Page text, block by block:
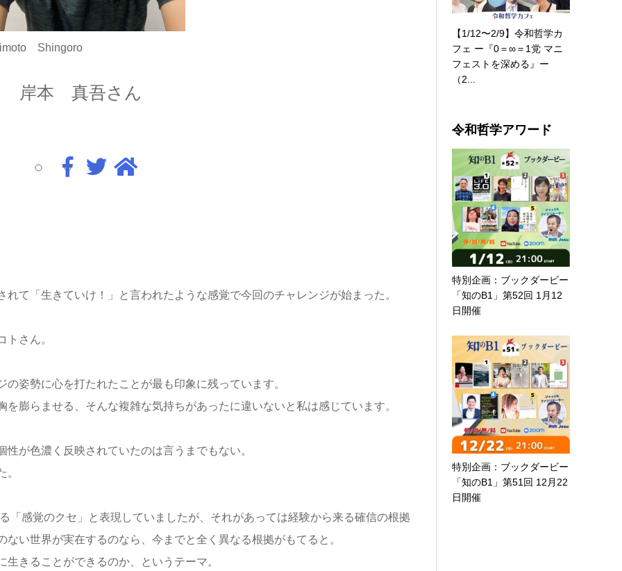
Shingoro
岸本 真吾さん
て「生きていけ！」と言われたような感覚で今回のチャレンジが始まった。
さん。
姿勢に心を打たれたことが最も印象に残っています。
膨らませる、そんな複雑な気持ちがあったに違いないと私は感じています。
が色濃く反映されていたのは言うまでもない。
「感覚のクセ」と表現していましたが、それがあっては経験から来る確信の根拠
い世界が実在するのなら、今までと全く異なる根拠がもてると。
きることができるのか、というテーマ。
【1/12〜2/9】令和哲学カ
フェ ー『0＝∞＝1党 マニ
フェストを深める』ー
（2...
令和哲学アワード
特別企画：ブックダービー
「知のB1」第52回 1月12
日開催
特別企画：ブックダービー
「知のB1」第51回 12月22
日開催